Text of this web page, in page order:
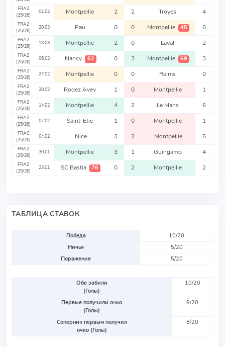
FRA2
(25/26)
04.04 Montpellie 2 2 Troyes 4
FRA2
(25/26)
20.03 Pau 0 0 Montpellie 45 0
FRA2
(25/26)
13.03 Montpellie 2 0 Laval 2
FRA2
(25/26)
06.03 Nancy 62 0 3 Montpellie 69 3
FRA2
(25/26)
27.02 Montpellie 0 0 Reims 0
FRA2
(25/26)
20.02 Rodez Avey 1 0 Montpellie 1
FRA2
(25/26)
14.02 Montpellie 4 2 Le Mans 6
FRA2
(25/26)
07.02 Saint-Etie 1 0 Montpellie 1
FRAC
(25/26)
04.02 Nice 3 2 Montpellie 5
FRA2
(25/26)
30.01 Montpellie 3 1 Guingamp 4
FRA2
(25/26)
23.01 SC Bastia 76 0 2 Montpellie 2
ТАБЛИЦА СТАВОК
Победа
10/20
Ничья
5/20
Поражение
5/20
Обе забили
(Голы)
10/20
Первые получили очко
(Голы)
9/20
Соперник первым получил
очко (Голы)
8/20